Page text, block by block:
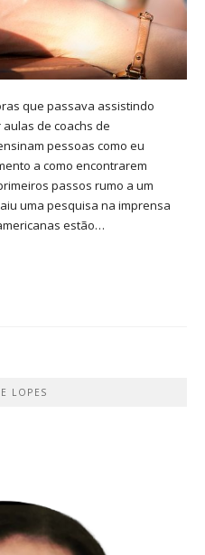
que passava assistindo
de coachs de
pessoas como eu
a como encontrarem
passos rumo a um
uma pesquisa na imprensa
estão…
LOPES